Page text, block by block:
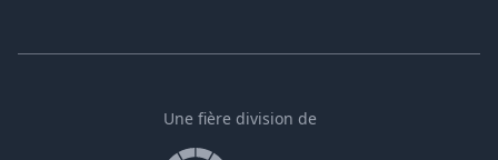
Une fière division de